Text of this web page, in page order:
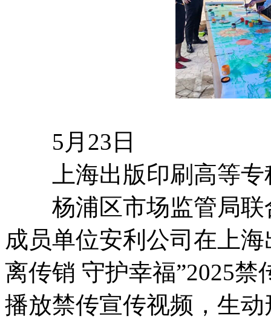
5月23日
上海出版印刷高等专
杨浦区市场监管局联
成员单位安利公司在上
离传销 守护幸福”2025
播放禁传宣传视频，生